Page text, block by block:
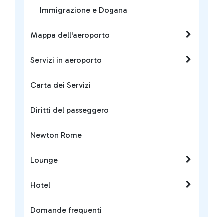
Immigrazione e Dogana
Mappa dell'aeroporto
Servizi in aeroporto
Carta dei Servizi
Diritti del passeggero
Newton Rome
Lounge
Hotel
Domande frequenti